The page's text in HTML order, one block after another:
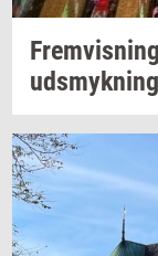
Frem­vis­ning
udsmyk­ning